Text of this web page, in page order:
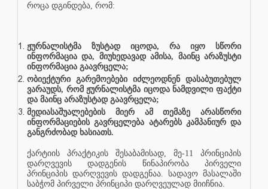
როცა დგინდება, რომ:
ჟურნალისტმა ზუსტად იცოდა, რა იყო სწორი
ინფორმაცია და, მიუხედავად ამისა, მაინც არაზუსტი
ინფორმაცია გაავრცელა;
ობიექტური გარემოებები იძლეოდნენ დასაბუთებულ
ვარაუდს, რომ ჟურნალისტმა იცოდა ნამდვილი ფაქტი
და მაინც არაზუსტად გაავრცელა;
მედიასაშუალებების მიერ ამ თემაზე არასწორი
ინფორმაციების გავრცელება ატარებს კამპანიურ და
განგრძობად ხასიათს.
ქარტიის პრაქტიკის შესაბამისად, მე-11 პრინციპის
დარღვევის დადგენის წინაპირობა პირველი
პრინციპის დარღვევის დადგენაა. სადავო მასალაში
საბჭომ პირველი პრინციპი დარღვეულად მიიჩნია.